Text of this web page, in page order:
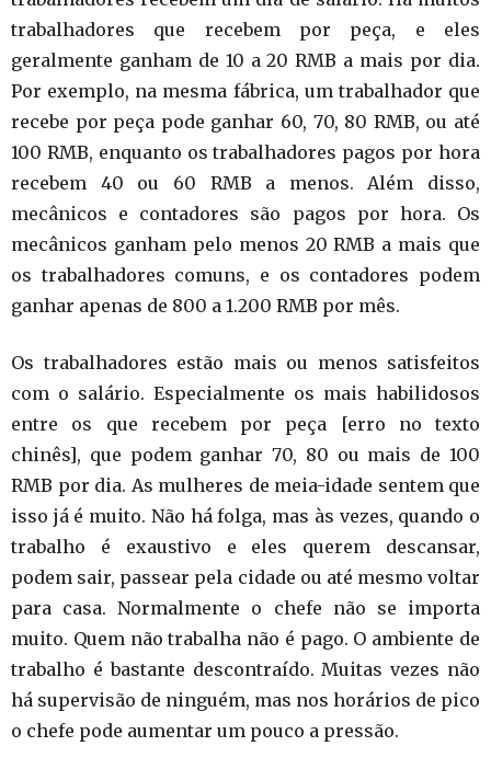
trabalhadores que recebem por peça, e eles
geralmente ganham de 10 a 20 RMB a mais por dia.
Por exemplo, na mesma fábrica, um trabalhador que
recebe por peça pode ganhar 60, 70, 80 RMB, ou até
100 RMB, enquanto os trabalhadores pagos por hora
recebem 40 ou 60 RMB a menos. Além disso,
mecânicos e contadores são pagos por hora. Os
mecânicos ganham pelo menos 20 RMB a mais que
os trabalhadores comuns, e os contadores podem
ganhar apenas de 800 a 1.200 RMB por mês.
Os trabalhadores estão mais ou menos satisfeitos
com o salário. Especialmente os mais habilidosos
entre os que recebem por peça [erro no texto
chinês], que podem ganhar 70, 80 ou mais de 100
RMB por dia. As mulheres de meia-idade sentem que
isso já é muito. Não há folga, mas às vezes, quando o
trabalho é exaustivo e eles querem descansar,
podem sair, passear pela cidade ou até mesmo voltar
para casa. Normalmente o chefe não se importa
muito. Quem não trabalha não é pago. O ambiente de
trabalho é bastante descontraído. Muitas vezes não
há supervisão de ninguém, mas nos horários de pico
o chefe pode aumentar um pouco a pressão.